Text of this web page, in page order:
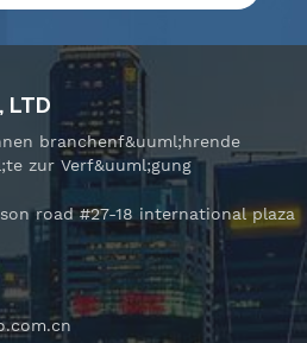
LTD
branchenf&uuml;hrende
zur Verf&uuml;gung
road #27-18 international plaza